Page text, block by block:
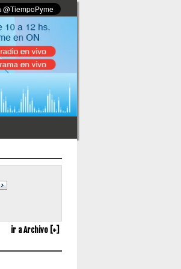
ir a Archivo [+]